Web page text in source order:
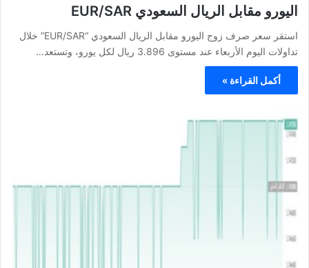
اليورو مقابل الريال السعودي EUR/SAR
استقر سعر صرف زوج اليورو مقابل الريال السعودي “EUR/SAR” خلال
تداولات اليوم الأربعاء عند مستوى 3.896 ريال لكل يورو، وتستعد…
أكمل القراءة »